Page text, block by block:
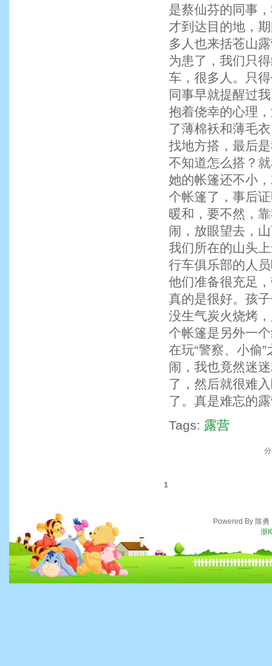
是蔡仙芬的同事
才到达目的地，
多人也来括苍山
为患了，我们只
车，很多人。只
同事早就提醒过
抱着侥幸的心理
了薄棉袄和薄毛
找地方搭，最后
不知道怎么搭？
她的帐篷还不小
个帐篷了，事后
暖和，要不然，
闹，放眼望去，
我们所在的山头
行车俱乐部的人
他们准备很充足
真的是很好。孩
没生气炭火烧烤
个帐篷是另外一
在玩“警察、小偷
闹，我也竟然迷
了，然后就很难
了。真是难忘的
Tags: 露营
1
Powered By 陈
浙